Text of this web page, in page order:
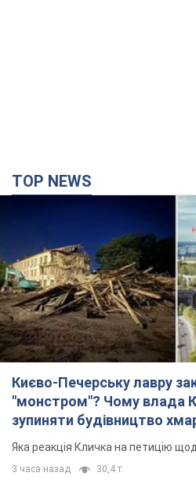
Києво-Печерську лавру
"монстром"? Чому влада
зупиняти будівництво
"московського вірянина"
Яка реакція Кличка на петицію
3 часа назад 30,4 т.
Армія РФ запустила по
типу та до 100 дронів:
є постраждалі. Фото та
Для терору ворог застосував
39 минут назад 54,3 т.